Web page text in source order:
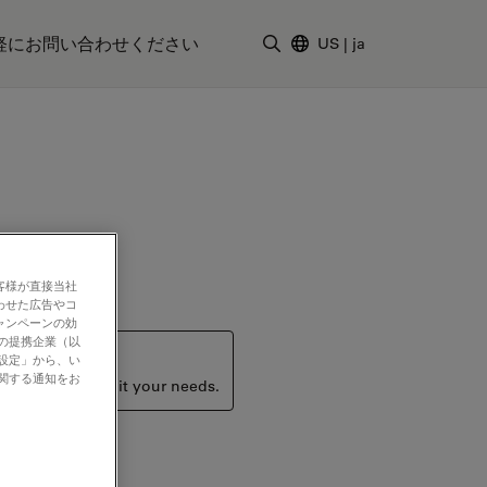
にお問い合わせください US | ja
that may suit your needs.
様が直接当社
た広告やコ
ンペーンの効
提携企業（以
定」から、い
する通知をお